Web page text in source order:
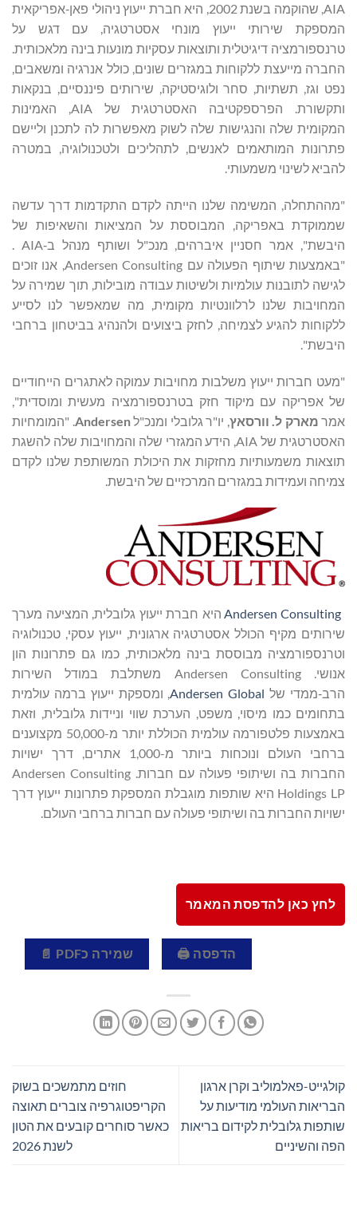
AIA, שהוקמה בשנת 2002, היא חברת ייעוץ ניהולי פאן‑אפריקאית
המספקת שירותי ייעוץ מונחי אסטרטגיה, עם דגש על
טרנספורמציה דיגיטלית ותוצאות עסקיות מונעות בינה מלאכותית.
החברה מייעצת ללקוחות במגזרים שונים, כולל אנרגיה ומשאבים,
נפט וגז, תשתיות, סחר ולוגיסטיקה, שירותים פיננסיים, בנקאות
ותקשורת. הפרספקטיבה האסטרטגית של AIA, האמינות
המקומית שלה והנגישות שלה לשוק מאפשרות לה לתכנן וליישם
פתרונות המותאמים לאנשים, לתהליכים ולטכנולוגיה, במטרה
להביא לשינוי משמעותי.
"מההתחלה, המשימה שלנו הייתה לקדם התקדמות דרך עדשה
שממוקדת באפריקה, המבוססת על המציאות והשאיפות של
היבשת", אמר חסניין איברהים, מנכ"ל ושותף מנהל ב‑AIA .
"באמצעות שיתוף הפעולה עם Andersen Consulting, אנו זוכים
לגישה לתובנות עולמיות ולשיטות עבודה מובילות, תוך שמירה על
המחויבות שלנו לרלוונטיות מקומית, מה שמאפשר לנו לסייע
ללקוחות להגיע לצמיחה, לחזק ביצועים ולהנהיג בביטחון ברחבי
היבשת".
"מעט חברות ייעוץ משלבות מחויבות עמוקה לאתגרים הייחודיים
של אפריקה עם מיקוד חזק בטרנספורמציה מעשית ומוסדית",
אמר מארק ל. וורסאץ, יו"ר גלובלי ומנכ"לAndersen. "המומחיות
האסטרטגית של AIA, הידע המגזרי שלה והמחויבות שלה להשגת
תוצאות משמעותיות מחזקות את היכולת המשותפת שלנו לקדם
צמיחה ועמידות במגזרים המרכזיים של היבשת.
היא חברת ייעוץ גלובלית, המציעה מערך
שירותים מקיף הכולל אסטרטגיה ארגונית, ייעוץ עסקי, טכנולוגיה
וטרנספורמציה מבוססת בינה מלאכותית, כמו גם פתרונות הון
אנושי. Andersen Consulting משתלבת במודל השירות
הרב‑ממדי של Andersen Global , ומספקת ייעוץ ברמה עולמית
בתחומים כמו מיסוי, משפט, הערכת שווי וניידות גלובלית, וזאת
באמצעות פלטפורמה עולמית הכוללת יותר מ-50,000 מקצוענים
ברחבי העולם ונוכחות ביותר מ-1,000 אתרים, דרך ישויות
החברות בה ושיתופי פעולה עם חברות. Andersen Consulting
Holdings LP היא שותפות מוגבלת המספקת פתרונות ייעוץ דרך
ישויות החברות בה ושיתופי פעולה עם חברות ברחבי העולם.
לחץ כאן להדפסת המאמר
הדפסה 🖨 שמירה כPDF 📄
קולגייט-פאלמוליב וקרן ארגון
הבריאות העולמי מודיעות על
שותפות גלובלית לקידום בריאות
הפה והשיניים
חוזים מתמשכים בשוק
הקריפטוגרפיה צוברים תאוצה
כאשר סוחרים קובעים את הטון
לשנת 2026